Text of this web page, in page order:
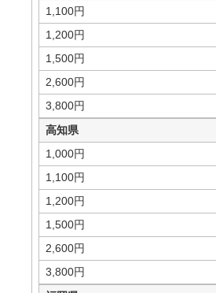
1,100円
1,200円
1,500円
2,600円
3,800円
高知県
1,000円
1,100円
1,200円
1,500円
2,600円
3,800円